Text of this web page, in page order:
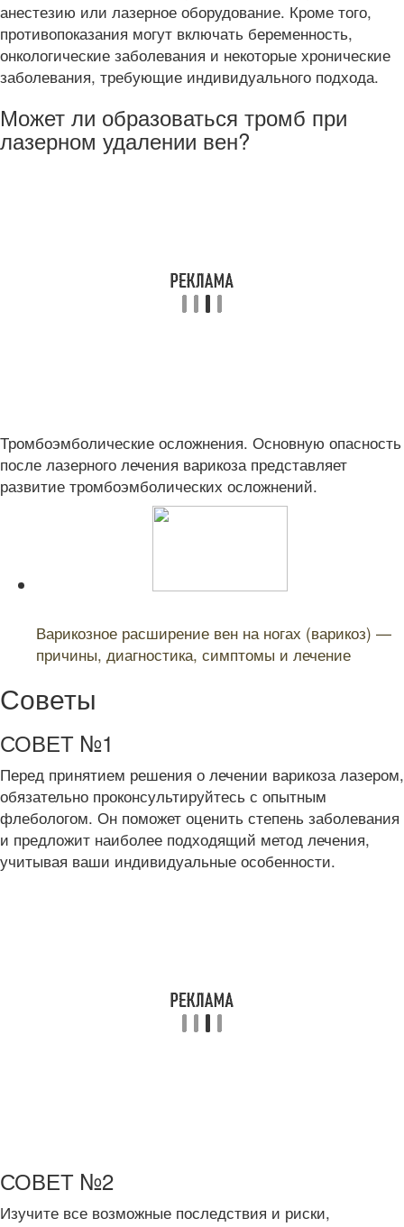
анестезию или лазерное оборудование. Кроме того,
противопоказания могут включать беременность,
онкологические заболевания и некоторые хронические
заболевания, требующие индивидуального подхода.
Может ли образоваться тромб при
лазерном удалении вен?
Тромбоэмболические осложнения. Основную опасность
после лазерного лечения варикоза представляет
развитие тромбоэмболических осложнений.
Варикозное расширение вен на ногах (варикоз) —
причины, диагностика, симптомы и лечение
Советы
СОВЕТ №1
Перед принятием решения о лечении варикоза лазером,
обязательно проконсультируйтесь с опытным
флебологом. Он поможет оценить степень заболевания
и предложит наиболее подходящий метод лечения,
учитывая ваши индивидуальные особенности.
СОВЕТ №2
Изучите все возможные последствия и риски,